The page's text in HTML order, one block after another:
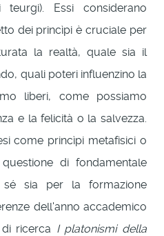
Essi considerano
dei princìpi è cruciale per
la realtà, quale sia il
quali poteri influenzino la
liberi, come possiamo
e la felicità o la salvezza.
come princìpi metafisici o
di fondamentale
sia per la formazione
dell'anno accademico
ricerca I platonismi della